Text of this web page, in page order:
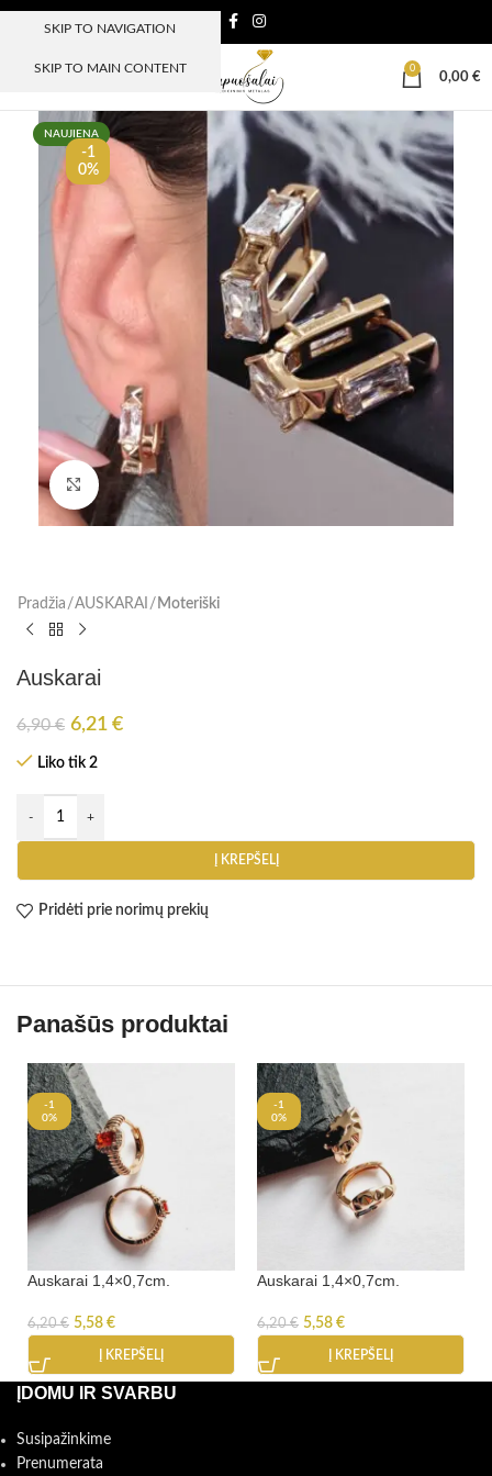
SKIP TO NAVIGATION
SKIP TO MAIN CONTENT
MENIU
0
0,00 €
-1
0%
NAUJIENA
Paspauskite, kad padidinti
Pradžia AUSKARAI Moteriški
Auskarai
6,90€ 6,21 €
Liko tik 2
Į KREPŠELĮ
Pridėti prie norimų prekių
Panašūs produktai
-1
0%
Auskarai 1,4×0,7cm.
6,20€ 5,58 €
Į KREPŠELĮ
-1
0%
Auskarai 1,4×0,7cm.
6,20€ 5,58 €
Į KREPŠELĮ
ĮDOMU IR SVARBU
Susipažinkime
Prenumerata